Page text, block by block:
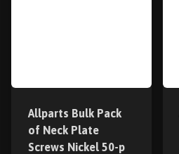
Allparts Bulk Pack
of Neck Plate
Screws Nickel 50-p